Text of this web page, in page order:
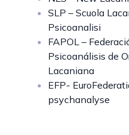
SLP – Scuola
Psicoanalisi
FAPOL –
Psicoanálisis de
Lacaniana
EFP-
psychanalyse